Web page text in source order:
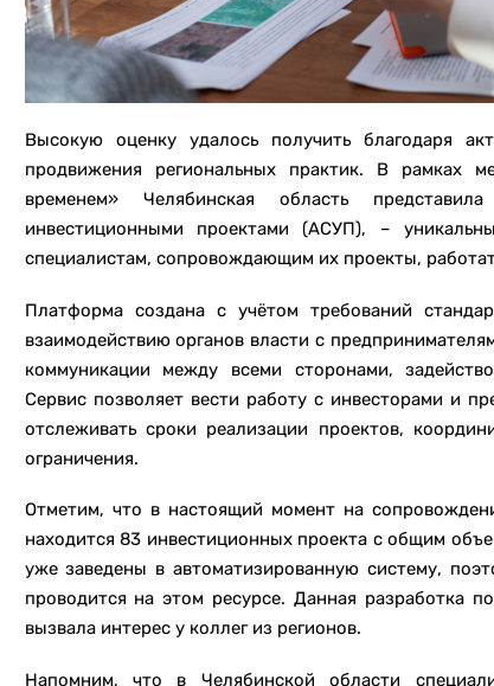
Высокую оценку удалось получить благодаря
продвижения региональных практик. В рамках
временем» Челябинская область
инвестиционными проектами (АСУП), –
специалистам, сопровождающим их проекты,
Платформа создана с учётом требований
взаимодействию органов власти с
коммуникации между всеми сторонами,
Сервис позволяет вести работу с инвесторами и
отслеживать сроки реализации проектов,
ограничения.
Отметим, что в настоящий момент на
находится 83 инвестиционных проекта с общим
уже заведены в автоматизированную систему,
проводится на этом ресурсе. Данная разработка
вызвала интерес у коллег из регионов.
Напомним, что в Челябинской области